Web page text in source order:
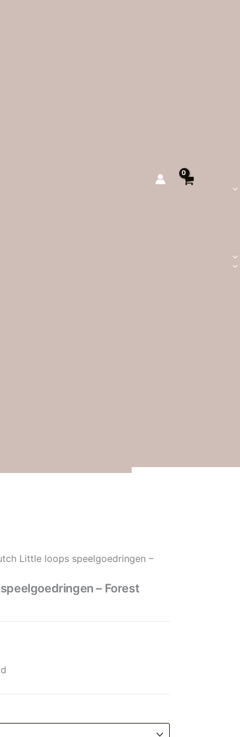
Little loops speelgoedringen –
– Forest
€ 7,99.
6,39.- Forest Friends aantal